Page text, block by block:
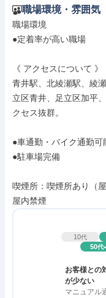
職場環境・雰囲気
職場環境
●定着率が高い職場
《 アクセスについて 》
青井駅、北綾瀬駅、綾
立区青井、足立区加平
クセス抜群。
●車通勤・バイク通勤可
●駐車場完備
喫煙所：喫煙所あり（屋
屋内禁煙
10代
50代
お客様との
が少ない
マニュアル